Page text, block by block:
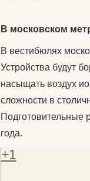
В московском
В вестибюлях
Устройства будут
насыщать воздух
сложности в
Подготовительные
года.
+1